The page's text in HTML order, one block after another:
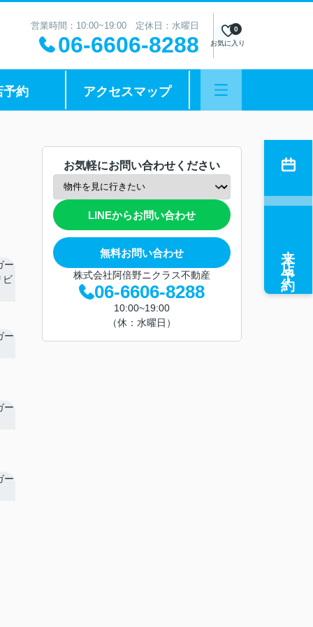
営業時間：10:00~19:00 定休日：水曜日
06-6606-8288 お気に入り
0
予約 アクセスマップ
お気軽にお問い合わせください
LINEからお問い合わせ
無料お問い合わせ
株式会社阿倍野ニクラス不動産
06-6606-8288
10:00~19:00
（休：水曜日）
来店予約